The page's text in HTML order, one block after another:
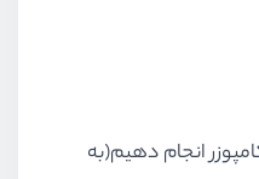
انجام دهیم(به